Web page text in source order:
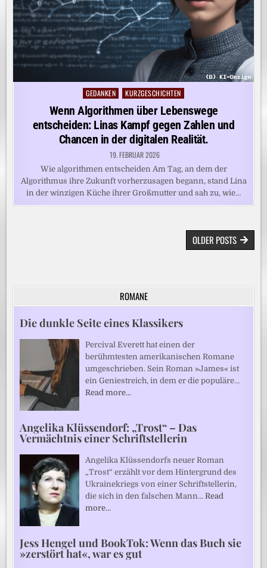
Posted
in
GEDANKEN KURZGESCHICHTEN
Wenn Algorithmen über Lebenswege
entscheiden: Linas Kampf gegen Zahlen und
Chancen in der digitalen Realität.
19. FEBRUAR 2026
Wie algorithmen entscheiden Am Tag, an dem der
Algorithmus ihre Zukunft vorherzusagen begann, stand Lina
in der winzigen Küche ihrer Großmutter und sah zu, wie…
BEITRAGSNAVIGATIONOLDER POSTS
ROMANE
Die dunkle Seite eines Klassikers
Percival Everett hat einen der
berühmtesten amerikanischen Romane
umgeschrieben. Sein Roman »James« ist
ein Geniestreich, in dem er die populäre…
Read more…
Angelika Klüssendorf: „Trost“ – Das
Vermächtnis einer Schriftstellerin
Angelika Klüssendorfs neuer Roman
„Trost“ erzählt vor dem Hintergrund des
Ukrainekriegs von einer Schriftstellerin,
die sich in den falschen Mann…Read
more…
Jess Hengel und BookTok: Wenn das Buch sie
»zerstört hat«, war es gut